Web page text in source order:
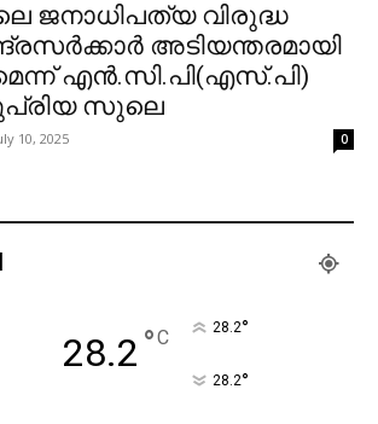
ജനാധിപത്യ വിരുദ്ധ
അടിയന്തരമായി
എൻ.സി.പി(എസ്.പി)
സുലെ
10, 2025 0
28.2 °C 28.2°
28.2°